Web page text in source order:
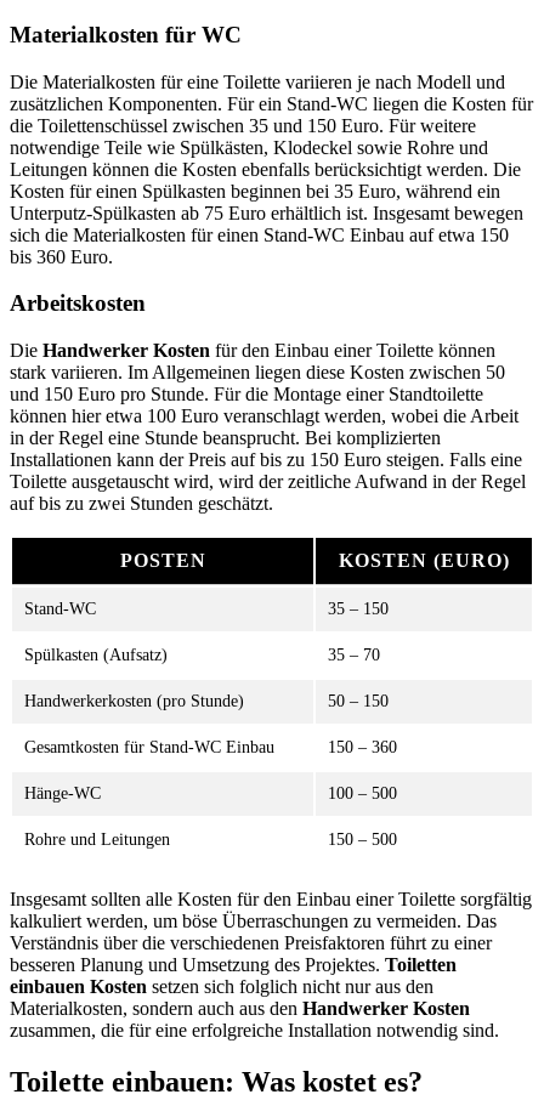
Materialkosten für WC
Die Materialkosten für eine Toilette variieren je nach Modell und
zusätzlichen Komponenten. Für ein Stand-WC liegen die Kosten für
die Toilettenschüssel zwischen 35 und 150 Euro. Für weitere
notwendige Teile wie Spülkästen, Klodeckel sowie Rohre und
Leitungen können die Kosten ebenfalls berücksichtigt werden. Die
Kosten für einen Spülkasten beginnen bei 35 Euro, während ein
Unterputz-Spülkasten ab 75 Euro erhältlich ist. Insgesamt bewegen
sich die Materialkosten für einen Stand-WC Einbau auf etwa 150
bis 360 Euro.
Arbeitskosten
Die Handwerker Kosten für den Einbau einer Toilette können
stark variieren. Im Allgemeinen liegen diese Kosten zwischen 50
und 150 Euro pro Stunde. Für die Montage einer Standtoilette
können hier etwa 100 Euro veranschlagt werden, wobei die Arbeit
in der Regel eine Stunde beansprucht. Bei komplizierten
Installationen kann der Preis auf bis zu 150 Euro steigen. Falls eine
Toilette ausgetauscht wird, wird der zeitliche Aufwand in der Regel
auf bis zu zwei Stunden geschätzt.
POSTEN KOSTEN (EURO)
Stand-WC 35 – 150
Spülkasten (Aufsatz) 35 – 70
Handwerkerkosten (pro Stunde) 50 – 150
Gesamtkosten für Stand-WC Einbau 150 – 360
Hänge-WC 100 – 500
Rohre und Leitungen 150 – 500
Insgesamt sollten alle Kosten für den Einbau einer Toilette sorgfältig
kalkuliert werden, um böse Überraschungen zu vermeiden. Das
Verständnis über die verschiedenen Preisfaktoren führt zu einer
besseren Planung und Umsetzung des Projektes. Toiletten
einbauen Kosten setzen sich folglich nicht nur aus den
Materialkosten, sondern auch aus den Handwerker Kosten
zusammen, die für eine erfolgreiche Installation notwendig sind.
Toilette einbauen: Was kostet es?